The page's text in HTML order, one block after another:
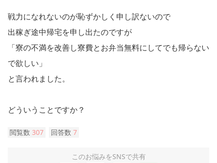
戦力になれないのが恥ずかしく申し訳ないので
出稼ぎ途中帰宅を申し出たのですが
「寮の不満を改善し寮費とお弁当無料にしてでも帰らない
で欲しい」
と言われました。
どういうことですか？
閲覧数 307 回答数 7
このお悩みをSNSで共有